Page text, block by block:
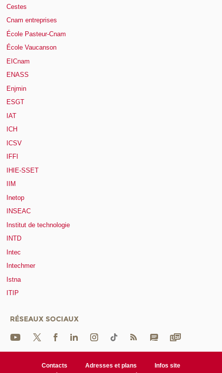
Cestes
Cnam entreprises
École Pasteur-Cnam
École Vaucanson
EICnam
ENASS
Enjmin
ESGT
IAT
ICH
ICSV
IFFI
IHIE-SSET
IIM
Inetop
INSEAC
Institut de technologie
INTD
Intec
Intechmer
Istna
ITIP
RÉSEAUX SOCIAUX
Contacts Adresses et plans
Infos site